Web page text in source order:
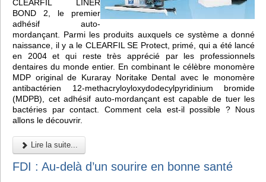
CLEARFIL LINER
BOND 2, le premier
adhésif auto-
mordançant. Parmi les produits auxquels ce système a donné
naissance, il y a le CLEARFIL SE Protect, primé, qui a été lancé
en 2004 et qui reste très apprécié par les professionnels
dentaires du monde entier. En combinant le célèbre monomère
MDP original de Kuraray Noritake Dental avec le monomère
antibactérien 12-methacryloyloxydodecylpyridinium bromide
(MDPB), cet adhésif auto-mordançant est capable de tuer les
bactéries par contact. Comment cela est-il possible ? Nous
allons le découvrir.
Lire la suite...
FDI : Au-delà d’un sourire en bonne santé